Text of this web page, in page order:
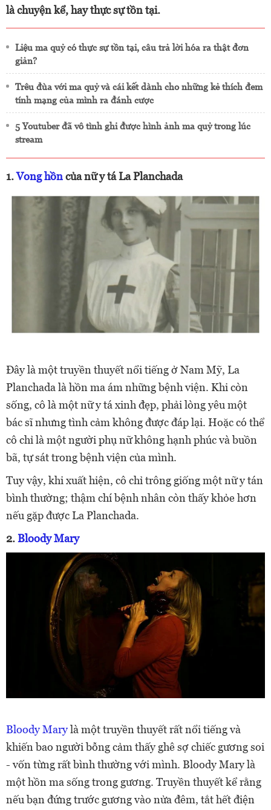
là chuyện kể, hay thực sự tồn tại.
Liệu ma quỷ có thực sự tồn tại, câu trả lời hóa ra thật đơn
giản?
Trêu đùa với ma quỷ và cái kết dành cho những kẻ thích đem
tính mạng của mình ra đánh cược
5 Youtuber đã vô tình ghi được hình ảnh ma quỷ trong lúc
stream
1.Vong hồncủa nữ y tá La Planchada
Đây là một truyền thuyết nổi tiếng ở Nam Mỹ, La
Planchada là hồn ma ám những bệnh viện. Khi còn
sống, cô là một nữ y tá xinh đẹp, phải lòng yêu một
bác sĩ nhưng tình cảm không được đáp lại. Hoặc có thể
cô chỉ là một người phụ nữ không hạnh phúc và buồn
bã, tự sát trong bệnh viện của mình.
Tuy vậy, khi xuất hiện, cô chỉ trông giống một nữ y tán
bình thường; thậm chí bệnh nhân còn thấy khỏe hơn
nếu gặp được La Planchada.
2.Bloody Mary
Bloody Marylà một truyền thuyết rất nổi tiếng và
khiến bao người bỗng cảm thấy ghê sợ chiếc gương soi
- vốn từng rất bình thường với mình. Bloody Mary là
một hồn ma sống trong gương. Truyền thuyết kể rằng
nếu bạn đứng trước gương vào nửa đêm, tắt hết điện